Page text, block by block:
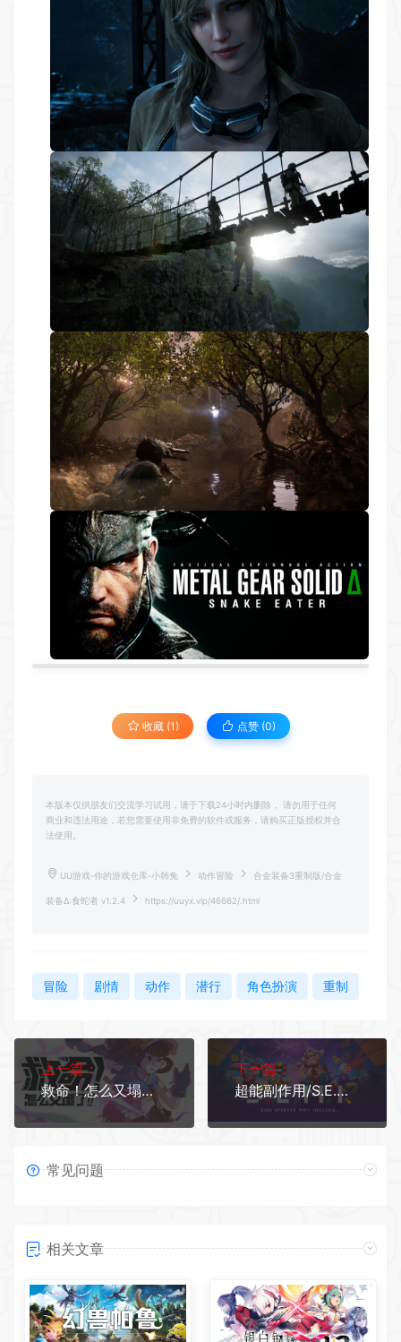
收藏 (1) 点赞 (0)
本版本仅供朋友们交流学习试用，请于下载24小时内删除， 请勿用于任何
商业和违法用途，若您需要使用非免费的软件或服务，请购买正版授权并合
法使用。
UU游戏-你的游戏仓库-小韩兔 动作冒险 合金装备3重制版/合金
装备Δ:食蛇者 v1.2.4 https://uuyx.vip/46662/.html
冒险 剧情 动作 潜行 角色扮演 重制
上一篇：
救命！怎么又塌了!/Haste (更新v1.9.b 单机/网络联机)
下一篇：
超能副作用/S.E.M.I. 单机/网络联机
常见问题
相关文章